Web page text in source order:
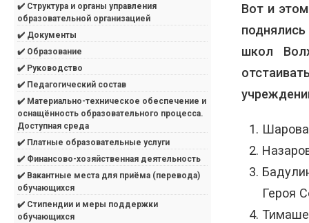
Вот и
школ
Героя
✔️ Структура и органы управления
образовательной организацией
✔️ Документы
✔️ Образование
✔️ Руководство
✔️ Педагогический состав
✔️ Материально-техническое обеспечение и
оснащённость образовательного процесса.
Доступная среда
✔️ Платные образовательные услуги
✔️ Финансово-хозяйственная деятельность
✔️ Вакантные места для приёма (перевода)
обучающихся
✔️ Стипендии и меры поддержки
обучающихся